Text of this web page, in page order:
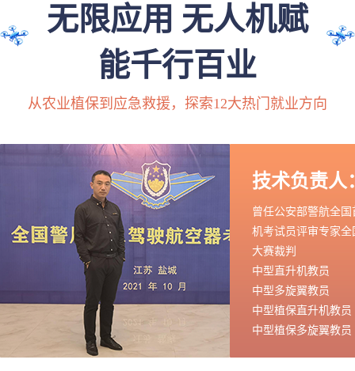
无限应用 无人机赋
能千行百业
从农业植保到应急救援，探索12大热门就业方向
技术负责人
曾任公安部警航全
机考试员评审专家
大赛裁判
中型直升机教员
中型多旋翼教员
中型植保直升机教员
中型植保多旋翼教员